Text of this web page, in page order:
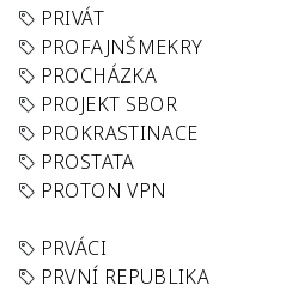
PRIVÁT
PROFAJNŠMEKRY
PROCHÁZKA
PROJEKT SBOR
PROKRASTINACE
PROSTATA
PROTON VPN
PRVÁCI
PRVNÍ REPUBLIKA